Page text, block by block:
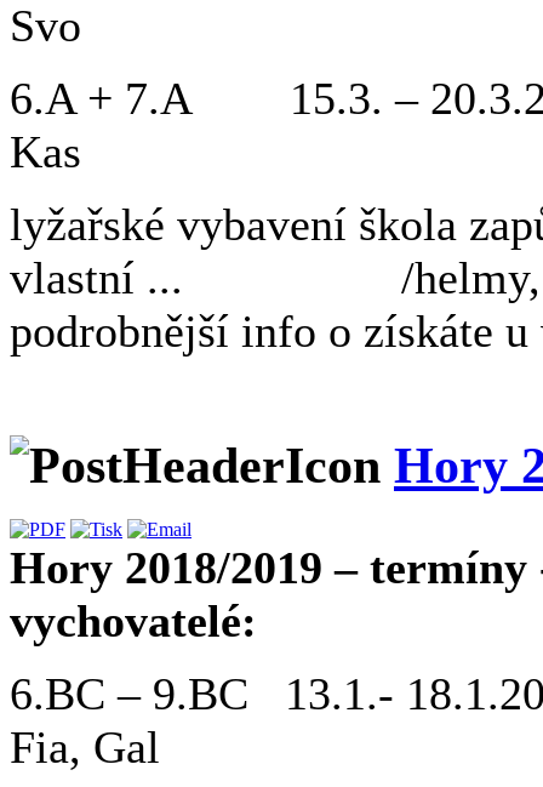
Svo
6.A + 7.A 15.3. –
Kas
lyžařské vybavení škola
vlastní ... /helmy,
podrobnější info o získáte
Hory
Hory 2018/2019 –
vychovatelé:
6.BC – 9.BC 13.1.-
Fia, Gal